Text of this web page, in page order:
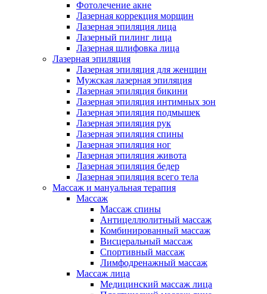
Фотолечение акне
Лазерная коррекция морщин
Лазерная эпиляция лица
Лазерный пилинг лица
Лазерная шлифовка лица
Лазерная эпиляция
Лазерная эпиляция для женщин
Мужская лазерная эпиляция
Лазерная эпиляция бикини
Лазерная эпиляция интимных зон
Лазерная эпиляция подмышек
Лазерная эпиляция рук
Лазерная эпиляция спины
Лазерная эпиляция ног
Лазерная эпиляция живота
Лазерная эпиляция бедер
Лазерная эпиляция всего тела
Массаж и мануальная терапия
Массаж
Массаж спины
Антицеллюлитный массаж
Комбинированный массаж
Висцеральный массаж
Спортивный массаж
Лимфодренажный массаж
Массаж лица
Медицинский массаж лица